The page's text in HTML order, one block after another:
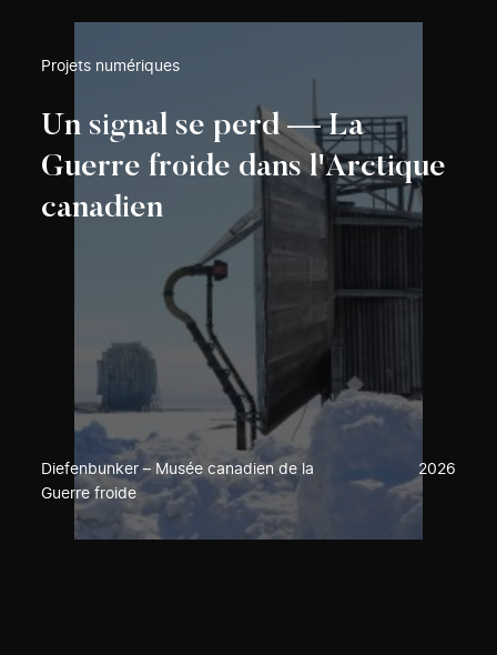
Projets numériques
Un signal se perd — La
Guerre froide dans l'Arctique
canadien
Diefenbunker – Musée canadien de la
Guerre froide
2026